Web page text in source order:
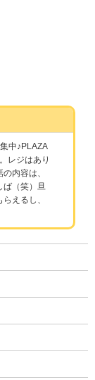
中♪PLAZA
レジはあり
内容は、
ば（笑）旦
えるし、